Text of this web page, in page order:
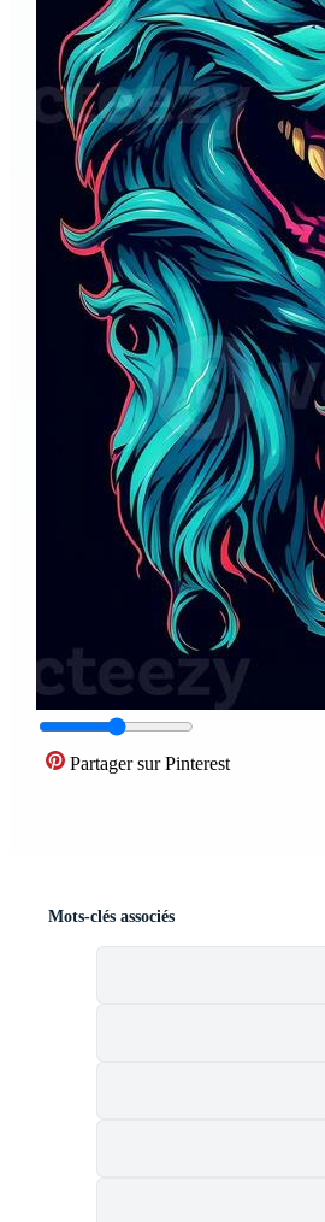
Partager sur Pinterest
Mots-clés associés